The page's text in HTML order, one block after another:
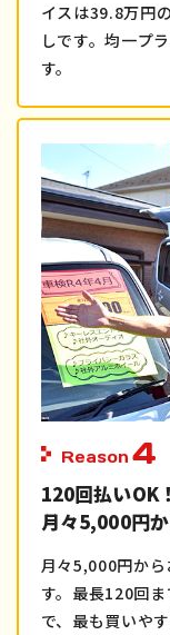
イスは39.8万円
しです。均一プ
す。
Reason 4
120回払いOK！
月々5,000円か
月々5,000円か
す。最長120回
で、最も買いや